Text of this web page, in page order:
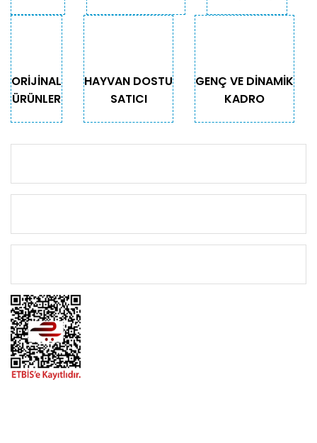
ORİJİNAL
ÜRÜNLER
HAYVAN DOSTU
SATICI
GENÇ VE DİNAMİK
KADRO